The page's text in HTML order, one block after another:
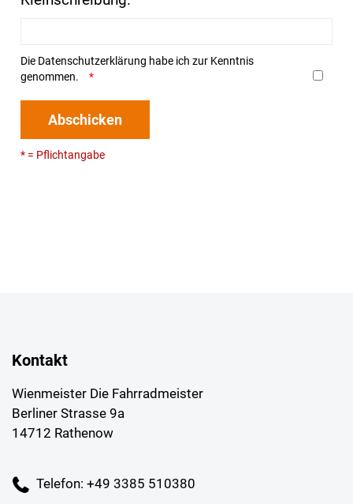
Die Datenschutzerklärung habe ich zur Kenntnis
genommen.
Abschicken
* = Pflichtangabe
Kontakt
Wienmeister Die Fahrradmeister
Berliner Strasse 9a
14712 Rathenow
Telefon: +49 3385 510380